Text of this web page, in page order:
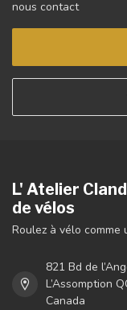
nous contact
L' Atelier
de vélos
Roulez à vélo comme
821 Bd de
L’Assomption
Canada